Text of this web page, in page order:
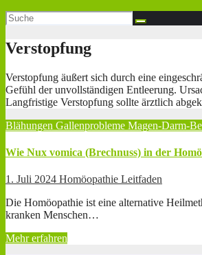
Verstopfung
Verstopfung äußert sich durch eine
Gefühl der unvollständigen Entleerung.
Langfristige Verstopfung sollte ärztlich
Blähungen Gallenprobleme Magen-Darm-
Wie Nux vomica (Brechnuss) in der
1. Juli 2024 Homöopathie Leitfaden
Die Homöopathie ist eine alternative
kranken Menschen…
Mehr erfahren